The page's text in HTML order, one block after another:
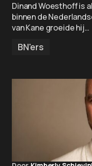
Dinand Woesthoff is
binnen de
van Kane groeide hij…
BN'ers